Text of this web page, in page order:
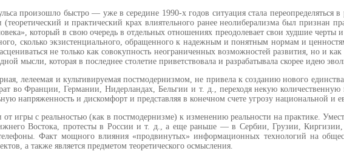
произошло быстро — уже в середине 1990-х годов ситуация ста­ла
и практический крах влиятельного ранее неолибера­лизма был признан
который в свою очередь в от­дельных отношениях преодолевает свои худшие
сколько экзистенциального, об­ращенного к надежным и понятным нормам и
не только как сово­купность неограниченных возмож­ностей развития, но и
мысли, которая в послед­нее столетие приветствовала и разра­батывала скорее идею
лелеемая и культивиру­емая постмодернизмом, не приве­ла к созданию нового
во Франции, Германии, Нидерландах, Бельгии и т. д., перехо­дя некую
напряженность и диском­форт и представляя в конечном счете угрозу национальной и
игры с реальностью (как в постмодернизме) к изменению реальности на практике.
Востока, протесты в России и т. д., а еще раньше — в Сер­бии, Грузии,
Факт мощного влияния «продвинутых» информационных технологий на
а также является предметом теорети­ческого осмысления.